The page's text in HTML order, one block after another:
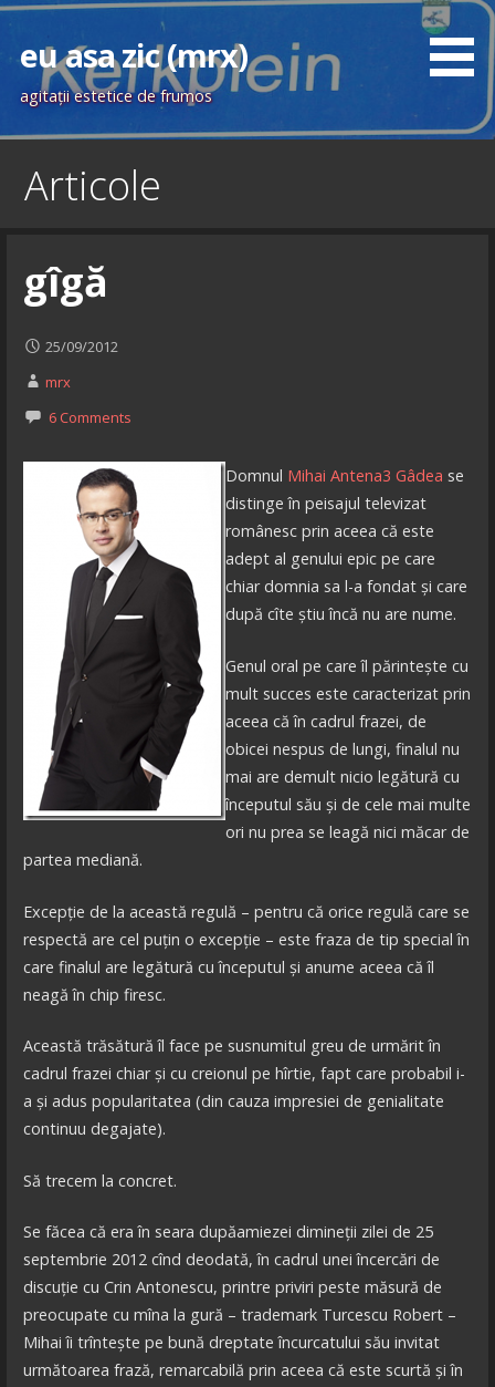
Skip
content
eu asa zic (mrx)
agitaţii estetice de frumos
Articole
gîgă
25/09/2012
mrx
6 Comments
Domnul Mihai Antena3 Gâdea se
distinge în peisajul televizat
românesc prin aceea că este
adept al genului epic pe care
chiar domnia sa l-a fondat și care
după cîte știu încă nu are nume.
Genul oral pe care îl părintește cu
mult succes este caracterizat prin
aceea că în cadrul frazei, de
obicei nespus de lungi, finalul nu
mai are demult nicio legătură cu
începutul său și de cele mai multe
ori nu prea se leagă nici măcar de
partea mediană.
Excepție de la această regulă – pentru că orice regulă care se
respectă are cel puțin o excepție – este fraza de tip special în
care finalul are legătură cu începutul și anume aceea că îl
neagă în chip firesc.
Această trăsătură îl face pe susnumitul greu de urmărit în
cadrul frazei chiar și cu creionul pe hîrtie, fapt care probabil i-
a și adus popularitatea (din cauza impresiei de genialitate
continuu degajate).
Să trecem la concret.
Se făcea că era în seara dupăamiezei dimineții zilei de 25
septembrie 2012 cînd deodată, în cadrul unei încercări de
discuție cu Crin Antonescu, printre priviri peste măsură de
preocupate cu mîna la gură – trademark Turcescu Robert –
Mihai îi trîntește pe bună dreptate încurcatului său invitat
următoarea frază, remarcabilă prin aceea că este scurtă și în